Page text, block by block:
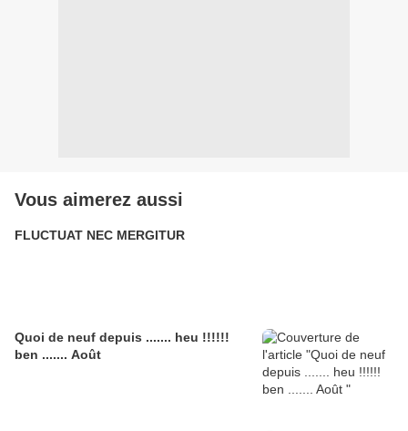
Vous aimerez aussi
FLUCTUAT NEC MERGITUR
Quoi de neuf depuis ....... heu !!!!!!
ben ....... Août